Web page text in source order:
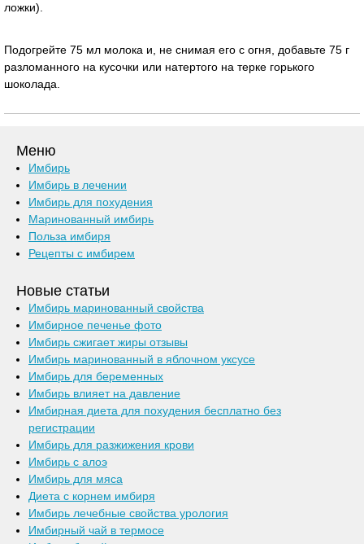
ложки).
Подогрейте 75 мл молока и, не снимая его с огня, добавьте 75 г
разломанного на кусочки или натертого на терке горького
шоколада.
Меню
Имбирь
Имбирь в лечении
Имбирь для похудения
Маринованный имбирь
Польза имбиря
Рецепты с имбирем
Новые статьи
Имбирь маринованный свойства
Имбирное печенье фото
Имбирь сжигает жиры отзывы
Имбирь маринованный в яблочном уксусе
Имбирь для беременных
Имбирь влияет на давление
Имбирная диета для похудения бесплатно без
регистрации
Имбирь для разжижения крови
Имбирь с алоэ
Имбирь для мяса
Диета с корнем имбиря
Имбирь лечебные свойства урология
Имбирный чай в термосе